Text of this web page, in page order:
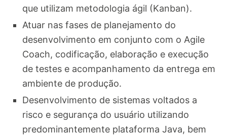
que utilizam metodologia ágil (Kanban).
Atuar nas fases de planejamento do
desenvolvimento em conjunto com o Agile
Coach, codificação, elaboração e execução
de testes e acompanhamento da entrega em
ambiente de produção.
Desenvolvimento de sistemas voltados a
risco e segurança do usuário utilizando
predominantemente plataforma Java, bem